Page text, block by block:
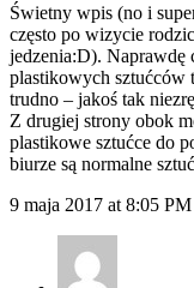
Świetny wpis (no i
często po wizycie
jedzenia:D). Naprawdę
plastikowych sztućców
trudno – jakoś tak
Z drugiej strony obok
plastikowe sztućce do
biurze są normalne
9 maja 2017 at 8:05 PM